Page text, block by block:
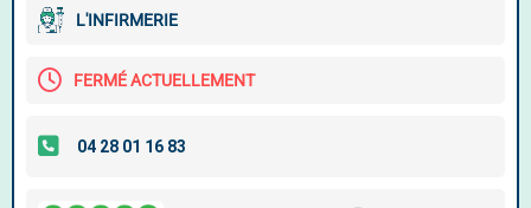
L'INFIRMERIE
FERMÉ ACTUELLEMENT